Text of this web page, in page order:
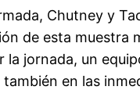
Chutney y
de esta muestra
la jornada, un
en las